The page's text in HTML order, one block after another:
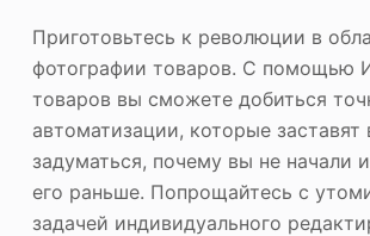
Приготовьтесь к революции в
фотографии товаров. С помощью
товаров вы сможете добиться
автоматизации, которые заставят
задуматься, почему вы не начали
его раньше. Попрощайтесь с
задачей индивидуального